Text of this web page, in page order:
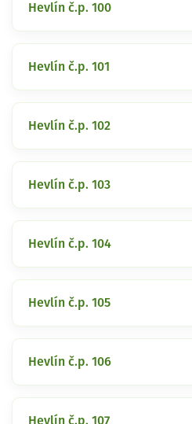
Hevlín č.p. 100
Hevlín č.p. 101
Hevlín č.p. 102
Hevlín č.p. 103
Hevlín č.p. 104
Hevlín č.p. 105
Hevlín č.p. 106
Hevlín č.p. 107